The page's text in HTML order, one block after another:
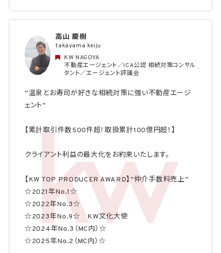
高山 慶樹
takayama keiju
KW NAGOYA
不動産エージェント／ICA公認 相続対策コンサル
タント／エージェント評議会
”温泉とお寿司が好きな相続対策に強い不動産エージ
ェント”
【累計取引件数500件超！取扱累計100億円超！】
クライアント利益の最大化をお約束いたします。
【KW TOP PRODUCER AWARD】”仲介手数料売上”
☆2021年No.1☆
☆2022年No.3☆
☆2023年No.9☆ KW文化大使
☆2024年No.3（MC内）☆
☆2025年No.2（MC内）☆